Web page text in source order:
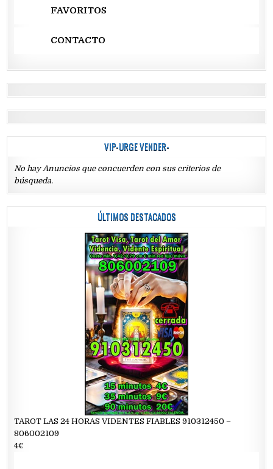
FAVORITOS
CONTACTO
VIP-URGE VENDER-
No hay Anuncios que concuerden con sus criterios de
búsqueda.
ÚLTIMOS DESTACADOS
TAROT LAS 24 HORAS VIDENTES FIABLES 910312450 –
806002109
4€